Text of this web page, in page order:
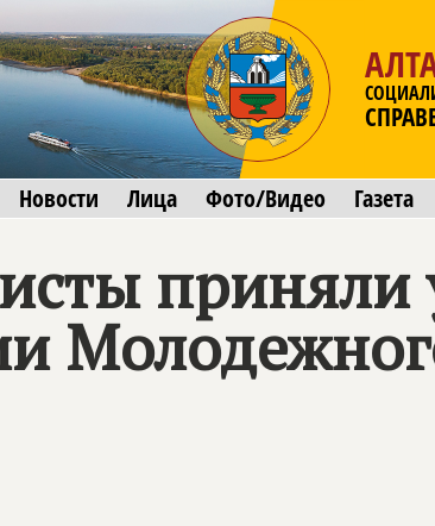
Новости Лица Фото/Видео Газета
приняли